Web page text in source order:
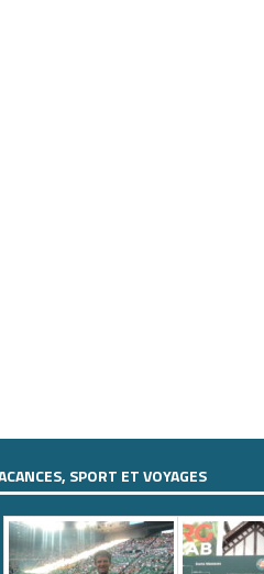
SPORT ET VOYAGES